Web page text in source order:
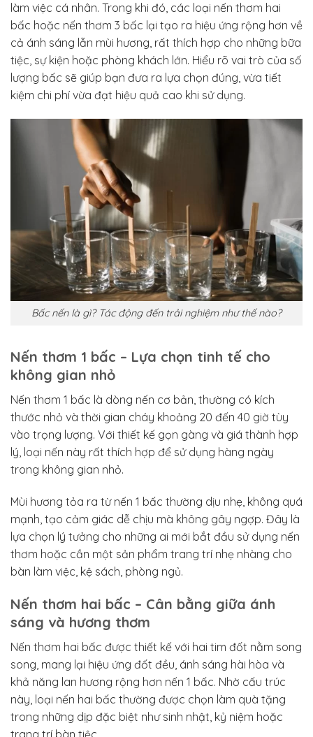
làm việc cá nhân. Trong khi đó, các loại nến thơm hai
bấc hoặc nến thơm 3 bấc lại tạo ra hiệu ứng rộng hơn về
cả ánh sáng lẫn mùi hương, rất thích hợp cho những bữa
tiệc, sự kiện hoặc phòng khách lớn. Hiểu rõ vai trò của số
lượng bấc sẽ giúp bạn đưa ra lựa chọn đúng, vừa tiết
kiệm chi phí vừa đạt hiệu quả cao khi sử dụng.
Bấc nến là gì? Tác động đến trải nghiệm như thế nào?
Nến thơm 1 bấc – Lựa chọn tinh tế cho
không gian nhỏ
Nến thơm 1 bấc là dòng nến cơ bản, thường có kích
thước nhỏ và thời gian cháy khoảng 20 đến 40 giờ tùy
vào trọng lượng. Với thiết kế gọn gàng và giá thành hợp
lý, loại nến này rất thích hợp để sử dụng hàng ngày
trong không gian nhỏ.
Mùi hương tỏa ra từ nến 1 bấc thường dịu nhẹ, không quá
mạnh, tạo cảm giác dễ chịu mà không gây ngợp. Đây là
lựa chọn lý tưởng cho những ai mới bắt đầu sử dụng nến
thơm hoặc cần một sản phẩm trang trí nhẹ nhàng cho
bàn làm việc, kệ sách, phòng ngủ.
Nến thơm hai bấc – Cân bằng giữa ánh
sáng và hương thơm
Nến thơm hai bấc được thiết kế với hai tim đốt nằm song
song, mang lại hiệu ứng đốt đều, ánh sáng hài hòa và
khả năng lan hương rộng hơn nến 1 bấc. Nhờ cấu trúc
này, loại nến hai bấc thường được chọn làm quà tặng
trong những dịp đặc biệt như sinh nhật, kỷ niệm hoặc
trang trí bàn tiệc.